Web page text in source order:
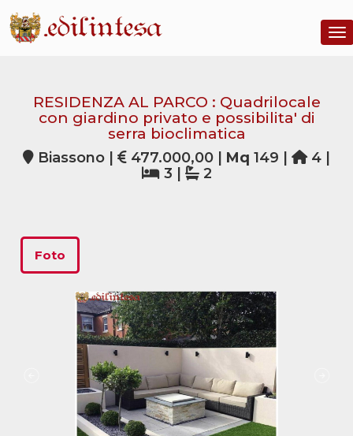
RESIDENZA AL PARCO : Quadrilocale
con giardino privato e possibilita' di
serra bioclimatica
Biassono | 477.000,00 | Mq 149 |
4 |
3 |
2
Foto